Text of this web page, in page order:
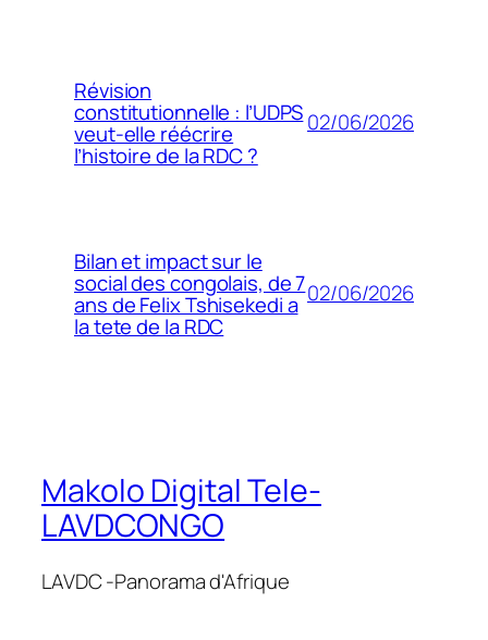
Révision
constitutionnelle : l’UDPS
veut-elle réécrire
l’histoire de la RDC ?
02/06/2026
Bilan et impact sur le
social des congolais, de 7
ans de Felix Tshisekedi a
la tete de la RDC
02/06/2026
Makolo Digital Tele-
LAVDCONGO
LAVDC -Panorama d'Afrique